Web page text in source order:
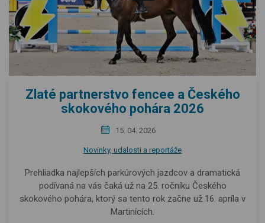
Zlaté partnerstvo fencee a Českého
skokového pohára 2026
15. 04. 2026
Novinky, udalosti a reportáže
Prehliadka najlepších parkúrových jazdcov a dramatická
podívaná na vás čaká už na 25. ročníku Českého
skokového pohára, ktorý sa tento rok začne už 16. apríla v
Martinících.